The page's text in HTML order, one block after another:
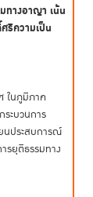
ทางอาญา เน้น
รีความเป็น
ในภูมิภาค
ระบวนการ
ยนประสบการณ์
รยุติธรรมทาง